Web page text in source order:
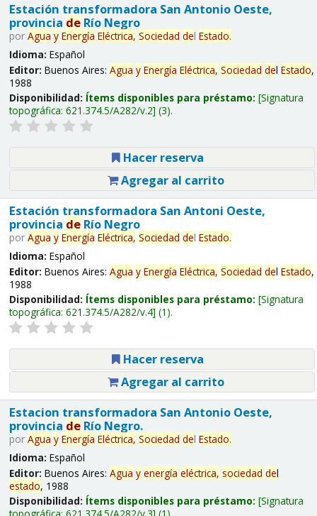
Estación transformadora San Antonio Oeste,
provincia deRío Negro
por Agua y Energía Eléctrica, Sociedad del Estado.
Idioma: Español
Editor: Buenos Aires: Agua y Energía Eléctrica, Sociedad del Estado,
1988
Disponibilidad: Ítems disponibles para préstamo: Signatura
topográfica: 621.374.5/A282/v.2 (3).
Hacer reserva
Agregar al carrito
Estación transformadora San Antoni Oeste,
provincia deRío Negro
por Agua y Energía Eléctrica, Sociedad del Estado.
Idioma: Español
Editor: Buenos Aires: Agua y Energía Eléctrica, Sociedad del Estado,
1988
Disponibilidad: Ítems disponibles para préstamo: Signatura
topográfica: 621.374.5/A282/v.4 (1).
Hacer reserva
Agregar al carrito
Estacion transformadora San Antonio Oeste,
provincia deRío Negro.
por Agua y Energía Eléctrica, Sociedad del Estado.
Idioma: Español
Editor: Buenos Aires: Agua y energía eléctrica, sociedad del
estado, 1988
Disponibilidad: Ítems disponibles para préstamo: Signatura